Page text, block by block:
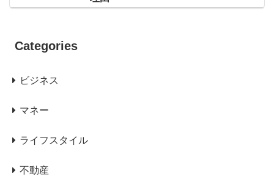
Categories
ビジネス
マネー
ライフスタイル
不動産